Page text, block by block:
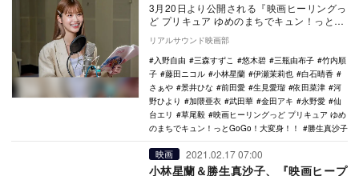
3月20日より公開される『映画ヒーリングっ
ど プリキュア ゆめのまちでキュン！っと
GoGo！大変身！！』に、生見愛瑠、景井ひ
な、…
リアルサウンド映画部
入野自由
三森すずこ 悠木碧 三瓶由布子
竹内順
子
藤田ニコル 小林星蘭 伊瀬茉莉也
白石晴香
さぁや
景井ひな 前田愛 生見愛瑠 依田菜津
河
野ひより
加隈亜衣 武田華 金田アキ 永野愛
仙
台エリ
草尾毅
映画ヒーリングっど プリキュア ゆめ
のまちでキュン！っとGoGo！大変身！！
勝生真沙子
映画 2021.02.17 07:00
小林星蘭＆勝生真沙子、『映画ヒープ